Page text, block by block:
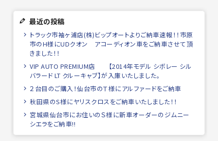
最近の投稿
トラック市袖ヶ浦店(株)ビップオートよりご納車速報！！市原
市のH様にUDクオン アコーディオン車をご納車させて頂
きました！！
VIP AUTO PREMIUM店 【2014年モデル シボレー シル
バラード LT クルーキャブ】が入庫いたしました。
２台目のご購入！仙台市のＴ様にアルファードをご納車
秋田県のS様にヤリスクロスをご納車いたしました！！
宮城県仙台市にお住いのＳ様に新車オーダーのジムニー
シエラをご納車!!